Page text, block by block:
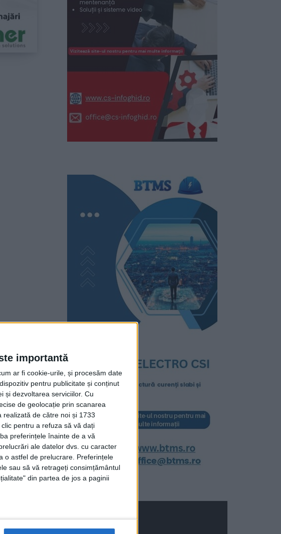
importantă
ar fi cookie-urile, și procesăm date
pentru publicitate și conținut
și dezvoltarea serviciilor. Cu
de geolocație prin scanarea
de către noi și 1733
pentru a refuza să vă dați
preferințele înainte de a vă
ale datelor dvs. cu caracter
o astfel de prelucrare. Preferințele
sau să vă retrageți consimțământul
din partea de jos a paginii